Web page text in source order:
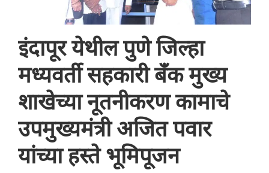
इंदापूर येथील पुणे जिल्हा
मध्यवर्ती सहकारी बँक मुख्य
शाखेच्या नूतनीकरण कामाचे
उपमुख्यमंत्री अजित पवार
यांच्या हस्ते भूमिपूजन